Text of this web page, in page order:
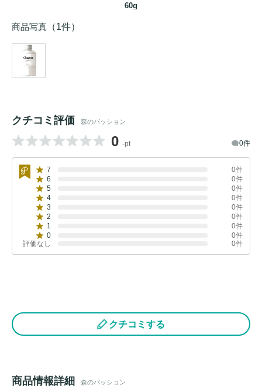
60g
商品写真 （1件）
クチコミ評価 森のパッション
0 -pt 0件
7
0件
6
0件
5
0件
4
0件
3
0件
2
0件
1
0件
0
0件
評価なし
0件
クチコミする
商品情報詳細 森のパッション